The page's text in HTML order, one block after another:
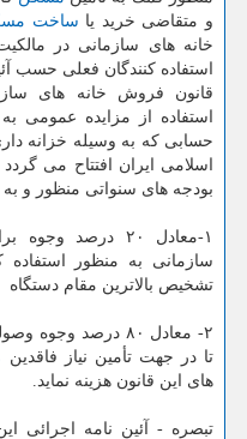
و متقاضی خرید یا ساخت
خانه های سازمانی در
استفاده كنندگان فعلی حسب
استفاده از مزایده عمومی
حسابی كه به وسیله خزانه
اسلامی ایران افتتاح می
بودجه های سنواتی منظور و
۱-معادل ۲۰ درصد وجوه برای پرداخت ودیعه و اجاره
سازمانی به منظور
تشخیص بالاترین مقام دستگاه
۲- معادل ۸۰ درصد
تا در جهت تأمین نیاز فاقدین
های این قانون هزینه نماید.
تبصره - آئین نامه اجرائی